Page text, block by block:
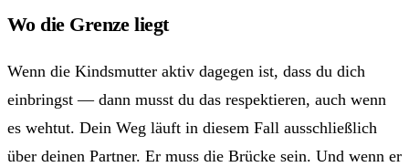
Wo die Grenze liegt
Wenn die Kindsmutter aktiv dagegen ist, dass du dich
einbringst — dann musst du das respektieren, auch wenn
es wehtut. Dein Weg läuft in diesem Fall ausschließlich
über deinen Partner. Er muss die Brücke sein. Und wenn er